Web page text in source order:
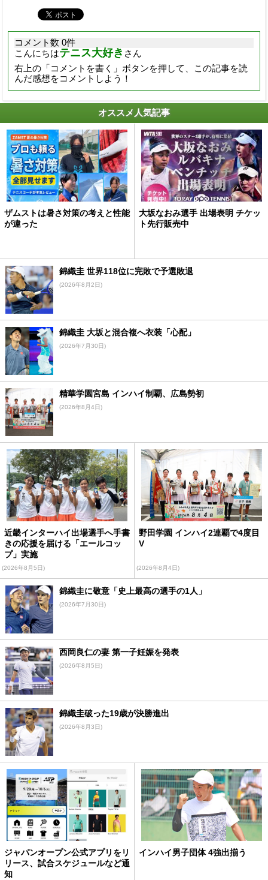
コメント数 0件
こんにちはテニス大好き さん
右上の「コメントを書く」ボタンを押して、この記事を読
んだ感想をコメントしよう！
オススメ人気記事
ザムストは暑さ対策の考えと性能
が違った
大坂なおみ選手 出場表明 チケッ
ト先行販売中
錦織圭 世界118位に完敗で予選敗退
(2026年8月2日)
錦織圭 大坂と混合複へ衣装「心配」
(2026年7月30日)
精華学園宮島 インハイ制覇、広島勢初
(2026年8月4日)
近畿インターハイ出場選手へ手書
きの応援を届ける「エールコッ
プ」実施
(2026年8月5日)
野田学園 インハイ2連覇で4度目
V
(2026年8月4日)
錦織圭に敬意「史上最高の選手の1人」
(2026年7月30日)
西岡良仁の妻 第一子妊娠を発表
(2026年8月5日)
錦織圭破った19歳が決勝進出
(2026年8月3日)
ジャパンオープン公式アプリをリ
リース、試合スケジュールなど通
知
インハイ男子団体 4強出揃う